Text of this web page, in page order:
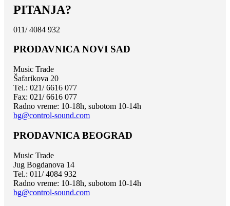
PITANJA?
011/ 4084 932
PRODAVNICA NOVI SAD
Music Trade
Šafarikova 20
Tel.: 021/ 6616 077
Fax: 021/ 6616 077
Radno vreme: 10-18h, subotom 10-14h
bg@control-sound.com
PRODAVNICA BEOGRAD
Music Trade
Jug Bogdanova 14
Tel.: 011/ 4084 932
Radno vreme: 10-18h, subotom 10-14h
bg@control-sound.com